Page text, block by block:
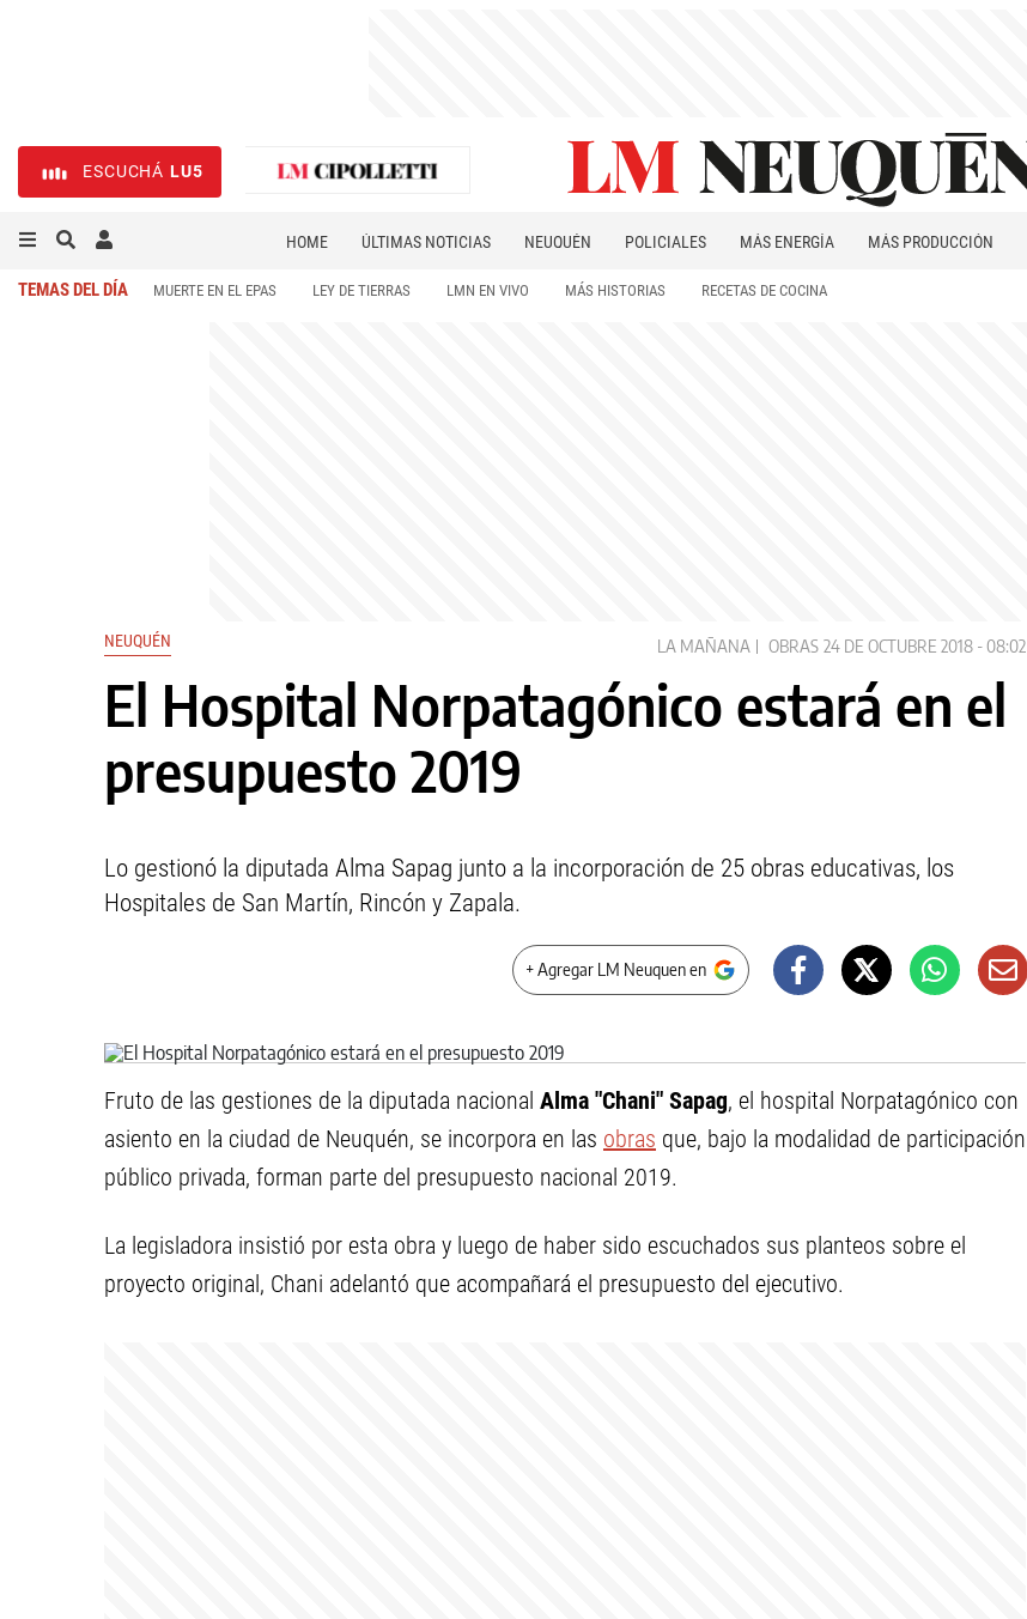
ESCUCHÁ LU5
HOME ÚLTIMAS NOTICIAS NEUQUÉN POLICIALES MÁS ENERGÍA MÁS PRODUCCIÓN
TEMAS DEL DÍA MUERTE EN EL EPAS LEY DE TIERRAS LMN EN VIVO MÁS HISTORIAS RECETAS DE COCINA
NEUQUÉN LA MAÑANA OBRAS 24 DE OCTUBRE 2018 - 08:02
El Hospital Norpatagónico estará en el
presupuesto 2019
Lo gestionó la diputada Alma Sapag junto a la incorporación de 25 obras educativas, los
Hospitales de San Martín, Rincón y Zapala.
+ Agregar LM Neuquen en
Fruto de las gestiones de la diputada nacional Alma "Chani" Sapag, el hospital Norpatagónico con
asiento en la ciudad de Neuquén, se incorpora en las obras que, bajo la modalidad de participación
público privada, forman parte del presupuesto nacional 2019.
La legisladora insistió por esta obra y luego de haber sido escuchados sus planteos sobre el
proyecto original, Chani adelantó que acompañará el presupuesto del ejecutivo.